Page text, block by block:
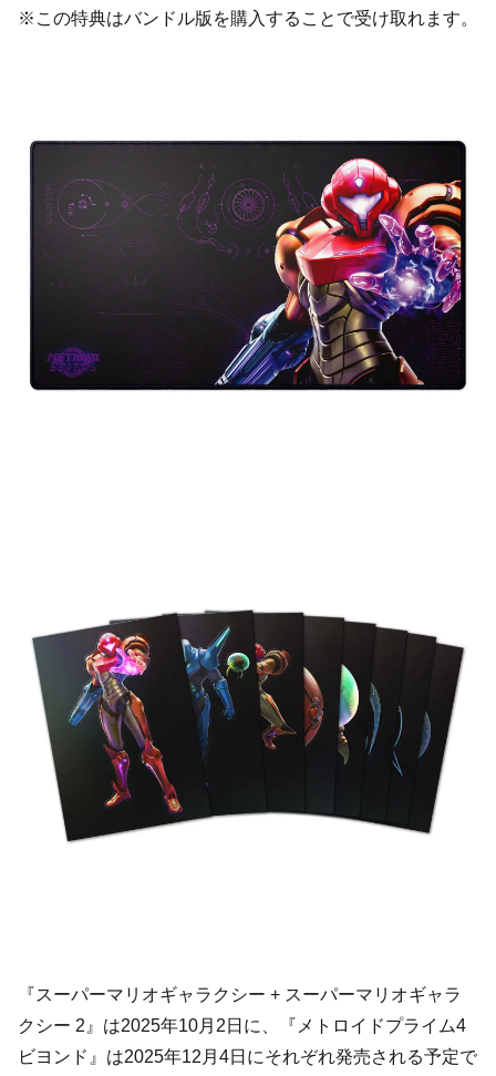
※この特典はバンドル版を購入することで受け取れます。
『スーパーマリオギャラクシー + スーパーマリオギャラ
クシー 2』は2025年10月2日に、『メトロイドプライム4
ビヨンド』は2025年12月4日にそれぞれ発売される予定で